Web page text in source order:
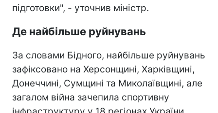
підготовки", - уточнив міністр.
Де найбільше руйнувань
За словами Бідного, найбільше руйнувань
зафіксовано на Херсонщині, Харківщині,
Донеччині, Сумщині та Миколаївщині, але
загалом війна зачепила спортивну